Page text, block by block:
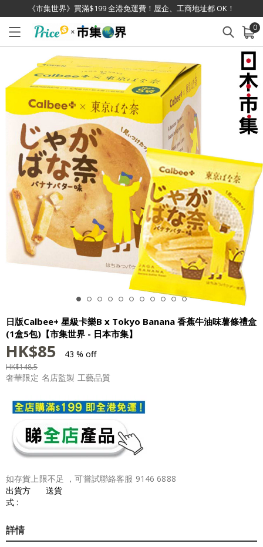
《市集世界》買滿$199 全港免運費！屋企、工商地址都 OK！
0
已加入購物車 查看
日版Calbee+ 星級卡樂B x Tokyo Banana 香蕉牛油味薯條禮盒
(1盒5包)【市集世界 - 日本市集】
HK$85 43 % off
HK$148.5
奢華限定 名店監製 工藝品質
如存貨上限不足 ，可嘗試聯絡客服 9146 6888
出貨方
式 :
送貨
詳情